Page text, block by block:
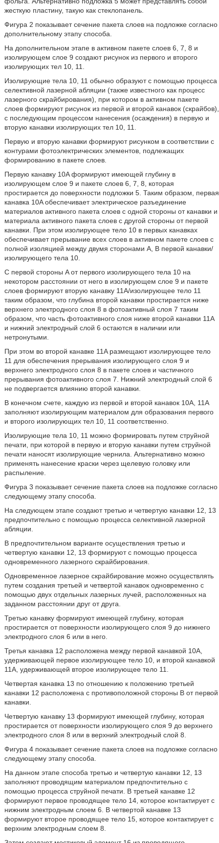
жесткую пластину, такую как стеклопанель.
Фигура 2 показывает сечение пакета слоев на подложке согласно
дополнительному этапу способа.
На дополнительном этапе в активном пакете слоев 6, 7, 8 и
изолирующем слое 9 создают рисунок из первого и второго
изолирующих тел 10, 11.
Изолирующие тела 10, 11 обычно образуют с помощью процесса
селективной лазерной абляции (также известного как процесс
лазерного скрайбирования), при котором в активном пакете
слоев формируют рисунок из первой и второй канавок (скрайбов),
с последующим процессом нанесения (осаждения) в первую и
вторую канавки изолирующих тел 10, 11.
Первую и вторую канавки формируют рисунком в соответствии с
контурами фотоэлектрических элементов, подлежащих
формированию в пакете слоев.
Первую канавку 10A формируют имеющей глубину в
изолирующем слое 9 и пакете слоев 6, 7, 8, которая
простирается до поверхности подложки 5. Таким образом, первая
канавка 10A обеспечивает электрическое разъединение
материалов активного пакета слоев с одной стороны от канавки и
материала активного пакета слоев с другой стороны от первой
канавки. При этом изолирующее тело 10 в первых канавках
обеспечивает прерывание всех слоев в активном пакете слоев с
полной изоляцией между двумя сторонами A, B первой канавки/
изолирующего тела 10.
С первой стороны A от первого изолирующего тела 10 на
некотором расстоянии от него в изолирующем слое 9 и пакете
слоев формируют вторую канавку 11A/изолирующее тело 11
таким образом, что глубина второй канавки простирается ниже
верхнего электродного слоя 8 в фотоактивный слоя 7 таким
образом, что часть фотоактивного слоя ниже второй канавки 11A
и нижний электродный слой 6 остаются в наличии или
нетронутыми.
При этом во второй канавке 11A размещают изолирующее тело
11 для обеспечения прерывания изолирующего слоя 9 и
верхнего электродного слоя 8 в пакете слоев и частичного
прерывания фотоактивного слоя 7. Нижний электродный слой 6
не подвергается влиянию второй канавки.
В конечном счете, каждую из первой и второй канавок 10A, 11A
заполняют изолирующим материалом для образования первого
и второго изолирующих тел 10, 11 соответственно.
Изолирующие тела 10, 11 можно формировать путем струйной
печати, при которой в первую и вторую канавки путем струйной
печати наносят изолирующие чернила. Альтернативно можно
применять нанесение краски через щелевую головку или
распыление.
Фигура 3 показывает сечение пакета слоев на подложке согласно
следующему этапу способа.
На следующем этапе создают третью и четвертую канавки 12, 13
предпочтительно с помощью процесса селективной лазерной
абляции.
В предпочтительном варианте осуществления третью и
четвертую канавки 12, 13 формируют с помощью процесса
одновременного лазерного скрайбирования.
Одновременное лазерное скрайбирование можно осуществлять
путем создания третьей и четвертой канавок одновременно с
помощью двух отдельных лазерных лучей, расположенных на
заданном расстоянии друг от друга.
Третью канавку формируют имеющей глубину, которая
простирается от поверхности изолирующего слоя 9 до нижнего
электродного слоя 6 или в него.
Третья канавка 12 расположена между первой канавкой 10A,
удерживающей первое изолирующее тело 10, и второй канавкой
11A, удерживающей второе изолирующее тело 11.
Четвертая канавка 13 по отношению к положению третьей
канавки 12 расположена с противоположной стороны В от первой
канавки.
Четвертую канавку 13 формируют имеющей глубину, которая
простирается от поверхности изолирующего слоя 9 до верхнего
электродного слоя 8 или в верхний электродный слой 8.
Фигура 4 показывает сечение пакета слоев на подложке согласно
следующему этапу способа.
На данном этапе способа третью и четвертую канавки 12, 13
заполняют проводящим материалом предпочтительно с
помощью процесса струйной печати. В третьей канавке 12
формируют первое проводящее тело 14, которое контактирует с
нижним электродным слоем 6. В четвертой канавке 13
формируют второе проводящее тело 15, которое контактирует с
верхним электродным слоем 8.